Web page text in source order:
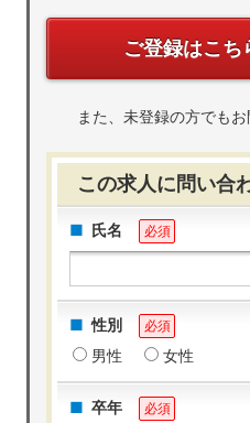
ご登録はこち
また、未登録の方でも
この求人に問い合
氏名 必須
性別 必須
男性 女性
卒年 必須